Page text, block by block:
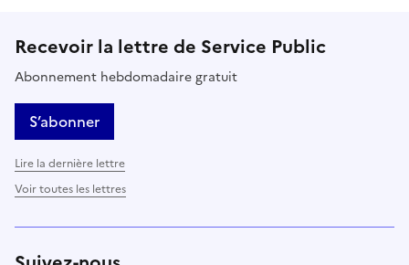
Recevoir la lettre de Service Public
Abonnement hebdomadaire gratuit
S’abonner
Lire la dernière lettre
Voir toutes les lettres